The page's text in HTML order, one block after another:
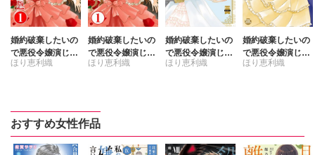
婚約破棄したいの
で悪役令嬢演じま
す【合冊版】
ほり恵利織
婚約破棄したいの
で悪役令嬢演じま
す
ほり恵利織
婚約破棄したいの
で悪役令嬢演じま
す【単行本版】9
ほり恵利織
婚約破棄したいの
で悪役令嬢演じま
す【単行本版】8
ほり恵利織
おすすめ女性作品